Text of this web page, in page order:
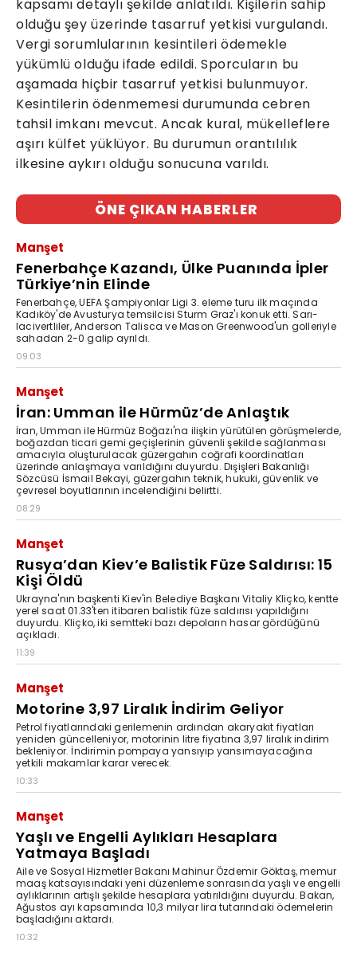
kapsamı detaylı şekilde anlatıldı. Kişilerin sahip
olduğu şey üzerinde tasarruf yetkisi vurgulandı.
Vergi sorumlularının kesintileri ödemekle
yükümlü olduğu ifade edildi. Sporcuların bu
aşamada hiçbir tasarruf yetkisi bulunmuyor.
Kesintilerin ödenmemesi durumunda cebren
tahsil imkanı mevcut. Ancak kural, mükelleflere
aşırı külfet yüklüyor. Bu durumun orantılılık
ilkesine aykırı olduğu sonucuna varıldı.
ÖNE ÇIKAN HABERLER
Manşet
Fenerbahçe Kazandı, Ülke Puanında İpler
Türkiye’nin Elinde
Fenerbahçe, UEFA Şampiyonlar Ligi 3. eleme turu ilk maçında
Kadıköy'de Avusturya temsilcisi Sturm Graz'ı konuk etti. Sarı-
lacivertliler, Anderson Talisca ve Mason Greenwood'un golleriyle
sahadan 2-0 galip ayrıldı.
09:03
Manşet
İran: Umman ile Hürmüz’de Anlaştık
İran, Umman ile Hürmüz Boğazı'na ilişkin yürütülen görüşmelerde,
boğazdan ticari gemi geçişlerinin güvenli şekilde sağlanması
amacıyla oluşturulacak güzergahın coğrafi koordinatları
üzerinde anlaşmaya varıldığını duyurdu. Dışişleri Bakanlığı
Sözcüsü İsmail Bekayi, güzergahın teknik, hukuki, güvenlik ve
çevresel boyutlarının incelendiğini belirtti.
08:29
Manşet
Rusya’dan Kiev’e Balistik Füze Saldırısı: 15
Kişi Öldü
Ukrayna'nın başkenti Kiev'in Belediye Başkanı Vitaliy Kliçko, kentte
yerel saat 01.33'ten itibaren balistik füze saldırısı yapıldığını
duyurdu. Kliçko, iki semtteki bazı depoların hasar gördüğünü
açıkladı.
11:39
Manşet
Motorine 3,97 Liralık İndirim Geliyor
Petrol fiyatlarındaki gerilemenin ardından akaryakıt fiyatları
yeniden güncelleniyor, motorinin litre fiyatına 3,97 liralık indirim
bekleniyor. İndirimin pompaya yansıyıp yansımayacağına
yetkili makamlar karar verecek.
10:33
Manşet
Yaşlı ve Engelli Aylıkları Hesaplara
Yatmaya Başladı
Aile ve Sosyal Hizmetler Bakanı Mahinur Özdemir Göktaş, memur
maaş katsayısındaki yeni düzenleme sonrasında yaşlı ve engelli
aylıklarının artışlı şekilde hesaplara yatırıldığını duyurdu. Bakan,
Ağustos ayı kapsamında 10,3 milyar lira tutarındaki ödemelerin
başladığını aktardı.
10:32